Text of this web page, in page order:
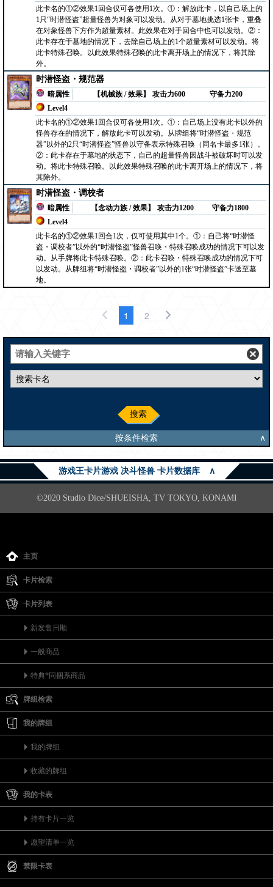
此卡名的①②效果1回合仅可各使用1次。①：解放此卡，以自己场上的
1只“时潜怪盗”超量怪兽为对象可以发动。从对手墓地挑选1张卡，重叠
在对象怪兽下方作为超量素材。此效果在对手回合中也可以发动。②：
此卡存在于墓地的情况下，去除自己场上的1个超量素材可以发动。将
此卡特殊召唤。以此效果特殊召唤的此卡离开场上的情况下，将其除
外。
时潜怪盗・规范器
暗属性
【机械族 / 效果】
Level4
攻击力600 守备力200
此卡名的①②效果1回合仅可各使用1次。①：自己场上没有此卡以外的
怪兽存在的情况下，解放此卡可以发动。从牌组将“时潜怪盗・规范
器”以外的2只“时潜怪盗”怪兽以守备表示特殊召唤（同名卡最多1张）。
②：此卡存在于墓地的状态下，自己的超量怪兽因战斗被破坏时可以发
动。将此卡特殊召唤。以此效果特殊召唤的此卡离开场上的情况下，将
其除外。
时潜怪盗・调校者
暗属性
【念动力族 / 效果】
Level4
攻击力1200 守备力1800
此卡名的①②效果1回合1次，仅可使用其中1个。①：自己将“时潜怪
盗・调校者”以外的“时潜怪盗”怪兽召唤・特殊召唤成功的情况下可以发
动。从手牌将此卡特殊召唤。②：此卡召唤・特殊召唤成功的情况下可
以发动。从牌组将“时潜怪盗・调校者”以外的1张“时潜怪盗”卡送至墓
地。
1 2
搜索
按条件检索 ∧
游戏王卡片游戏 决斗怪兽 卡片数据库 ∧
©2020 Studio Dice/SHUEISHA, TV TOKYO, KONAMI
主页
卡片检索
卡片列表
新发售日顺
一般商品
特典*同捆系商品
牌组检索
我的牌组
我的牌组
收藏的牌组
我的卡表
持有卡片一览
愿望清单一览
禁限卡表